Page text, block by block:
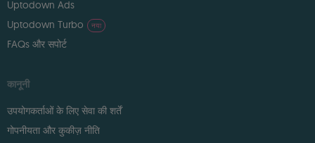
Uptodown Ads
Uptodown Turbo
नया
FAQs और सपोर्ट
कानूनी
उपयोगकर्ताओं के लिए सेवा की शर्तें
गोपनीयता और कुकीज़ नीति